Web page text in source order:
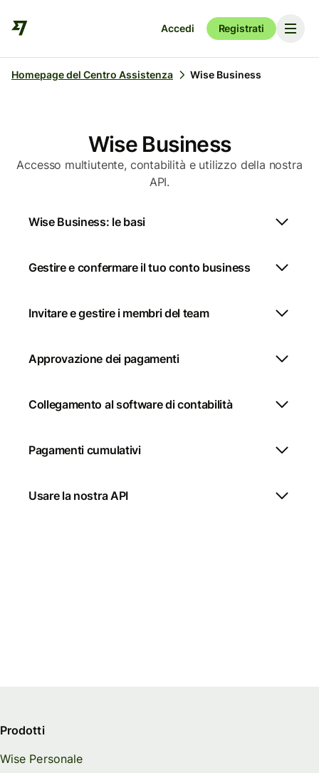
Accedi Registrati
Homepage del Centro Assistenza Wise Business
Wise Business
Accesso multiutente, contabilità e utilizzo della nostra
API.
Wise Business: le basi
Gestire e confermare il tuo conto business
Invitare e gestire i membri del team
Approvazione dei pagamenti
Collegamento al software di contabilità
Pagamenti cumulativi
Usare la nostra API
Prodotti
Wise Personale